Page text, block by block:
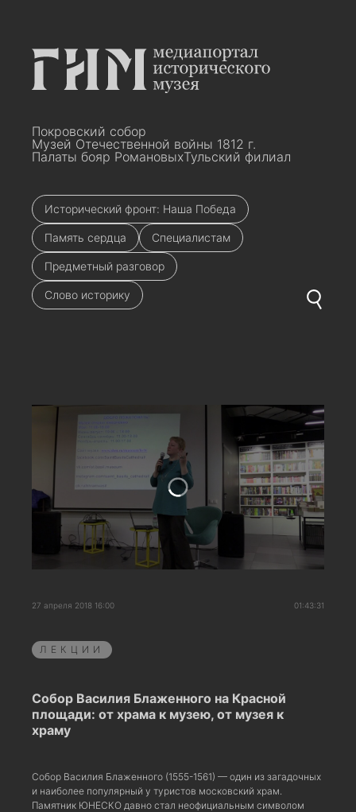
Покровский собор
Музей Отечественной войны 1812 г.
Палаты бояр РомановыхТульский филиал
Исторический фронт: Наша Победа
Память сердца Специалистам
Предметный разговор
Слово историку
27 апреля 2018 16:00 01:43:31
ЛЕКЦИИ
Собор Василия Блаженного на Красной
площади: от храма к музею, от музея к
храму
Собор Василия Блаженного (1555-1561) — один из загадочных
и наиболее популярный у туристов московский храм.
Памятник ЮНЕСКО давно стал неофициальным символом